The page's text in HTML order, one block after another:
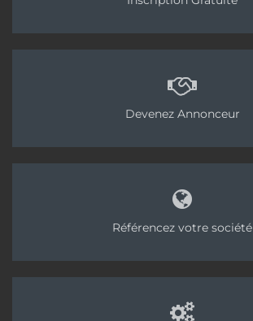
Devenez Annonceur
Référencez votre société